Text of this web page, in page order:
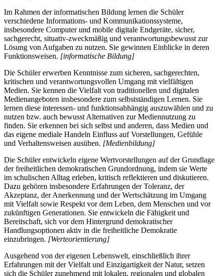
Im Rahmen der informatischen Bildung lernen die Schüler
verschiedene Informations- und Kommunikationssysteme,
insbesondere Computer und mobile digitale Endgeräte, sicher,
sachgerecht, situativ-zweckmäßig und verantwortungsbewusst zur
Lösung von Aufgaben zu nutzen. Sie gewinnen Einblicke in deren
Funktionsweisen. [informatische Bildung]
Die Schüler erwerben Kenntnisse zum sicheren, sachgerechten,
kritischen und verantwortungsvollen Umgang mit vielfältigen
Medien. Sie kennen die Vielfalt von traditionellen und digitalen
Medienangeboten insbesondere zum selbstständigen Lernen. Sie
lernen diese interessen- und funktionsabhängig auszuwählen und zu
nutzen bzw. auch bewusst Alternativen zur Mediennutzung zu
finden. Sie erkennen bei sich selbst und anderen, dass Medien und
das eigene mediale Handeln Einfluss auf Vorstellungen, Gefühle
und Verhaltensweisen ausüben. [Medienbildung]
Die Schüler entwickeln eigene Wertvorstellungen auf der Grundlage
der freiheitlichen demokratischen Grundordnung, indem sie Werte
im schulischen Alltag erleben, kritisch reflektieren und diskutieren.
Dazu gehören insbesondere Erfahrungen der Toleranz, der
Akzeptanz, der Anerkennung und der Wertschätzung im Umgang
mit Vielfalt sowie Respekt vor dem Leben, dem Menschen und vor
zukünftigen Generationen. Sie entwickeln die Fähigkeit und
Bereitschaft, sich vor dem Hintergrund demokratischer
Handlungsoptionen aktiv in die freiheitliche Demokratie
einzubringen. [Werteorientierung]
Ausgehend von der eigenen Lebenswelt, einschließlich ihrer
Erfahrungen mit der Vielfalt und Einzigartigkeit der Natur, setzen
sich die Schüler zunehmend mit lokalen, regionalen und globalen